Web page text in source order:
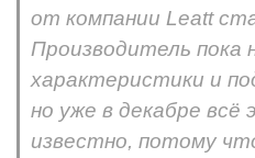
от компании Leatt
Производитель пока
характеристики и
но уже в декабре
известно, потому